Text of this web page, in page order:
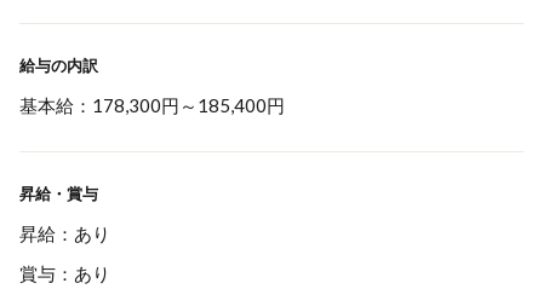
給与の内訳
基本給：178,300円～185,400円
昇給・賞与
昇給：あり
賞与：あり